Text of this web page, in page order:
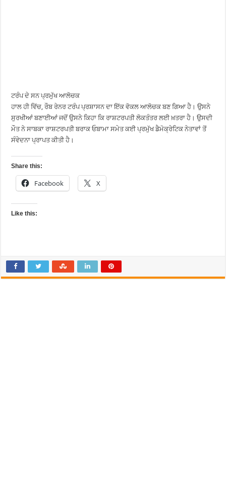
ਟਰੰਪ ਦੇ ਸਨ ਪ੍ਰਮੁੱਖ ਆਲੋਚਕ
ਹਾਲ ਹੀ ਵਿੱਚ, ਰੌਬ ਰੇਨਰ ਟਰੰਪ ਪ੍ਰਸ਼ਾਸਨ ਦਾ ਇੱਕ ਵੋਕਲ ਆਲੋਚਕ ਬਣ ਗਿਆ ਹੈ। ਉਸਨੇ
ਸੁਰਖੀਆਂ ਬਣਾਈਆਂ ਜਦੋਂ ਉਸਨੇ ਕਿਹਾ ਕਿ ਰਾਸ਼ਟਰਪਤੀ ਲੋਕਤੰਤਰ ਲਈ ਖ਼ਤਰਾ ਹੈ। ਉਸਦੀ
ਮੌਤ ਨੇ ਸਾਬਕਾ ਰਾਸ਼ਟਰਪਤੀ ਬਰਾਕ ਓਬਾਮਾ ਸਮੇਤ ਕਈ ਪ੍ਰਮੁੱਖ ਡੈਮੋਕ੍ਰੇਟਿਕ ਨੇਤਾਵਾਂ ਤੋਂ
ਸੰਵੇਦਨਾ ਪ੍ਰਾਪਤ ਕੀਤੀ ਹੈ।
Share this:
Facebook X
Like this: